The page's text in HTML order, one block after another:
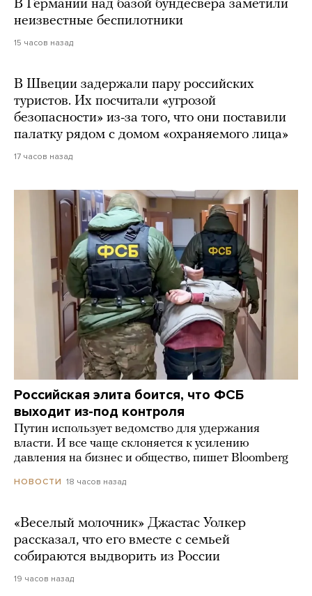
В Германии над базой бундесвера заметили
неизвестные беспилотники
15 часов назад
В Швеции задержали пару российских
туристов. Их посчитали «угрозой
безопасности» из-за того, что они поставили
палатку рядом с домом «охраняемого лица»
17 часов назад
Российская элита боится, что ФСБ
выходит из-под контроля
Путин использует ведомство для удержания
власти. И все чаще склоняется к усилению
давления на бизнес и общество, пишет Bloomberg
НОВОСТИ 18 часов назад
«Веселый молочник» Джастас Уолкер
рассказал, что его вместе с семьей
собираются выдворить из России
19 часов назад